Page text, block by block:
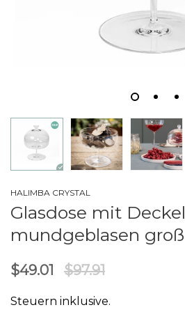
HALIMBA CRYSTAL
Glasdose mit Deckel
mundgeblasen groß
$49.01 $97.91
Steuern inklusive.